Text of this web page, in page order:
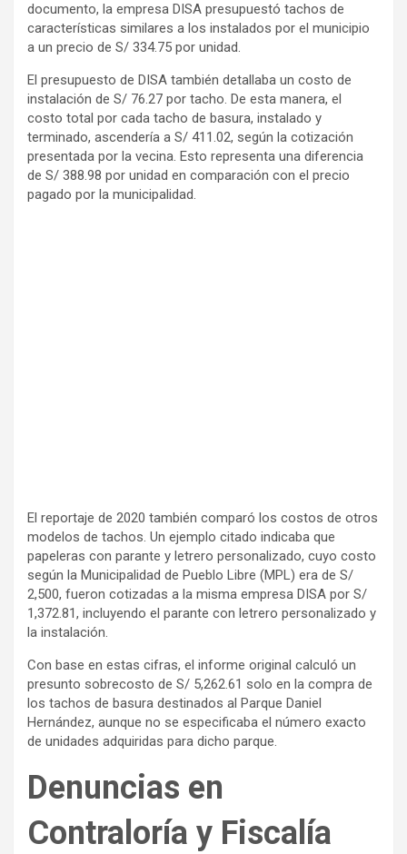
documento, la empresa DISA presupuestó tachos de
características similares a los instalados por el municipio
a un precio de S/ 334.75 por unidad.
El presupuesto de DISA también detallaba un costo de
instalación de S/ 76.27 por tacho. De esta manera, el
costo total por cada tacho de basura, instalado y
terminado, ascendería a S/ 411.02, según la cotización
presentada por la vecina. Esto representa una diferencia
de S/ 388.98 por unidad en comparación con el precio
pagado por la municipalidad.
El reportaje de 2020 también comparó los costos de otros
modelos de tachos. Un ejemplo citado indicaba que
papeleras con parante y letrero personalizado, cuyo costo
según la Municipalidad de Pueblo Libre (MPL) era de S/
2,500, fueron cotizadas a la misma empresa DISA por S/
1,372.81, incluyendo el parante con letrero personalizado y
la instalación.
Con base en estas cifras, el informe original calculó un
presunto sobrecosto de S/ 5,262.61 solo en la compra de
los tachos de basura destinados al Parque Daniel
Hernández, aunque no se especificaba el número exacto
de unidades adquiridas para dicho parque.
Denuncias en
Contraloría y Fiscalía